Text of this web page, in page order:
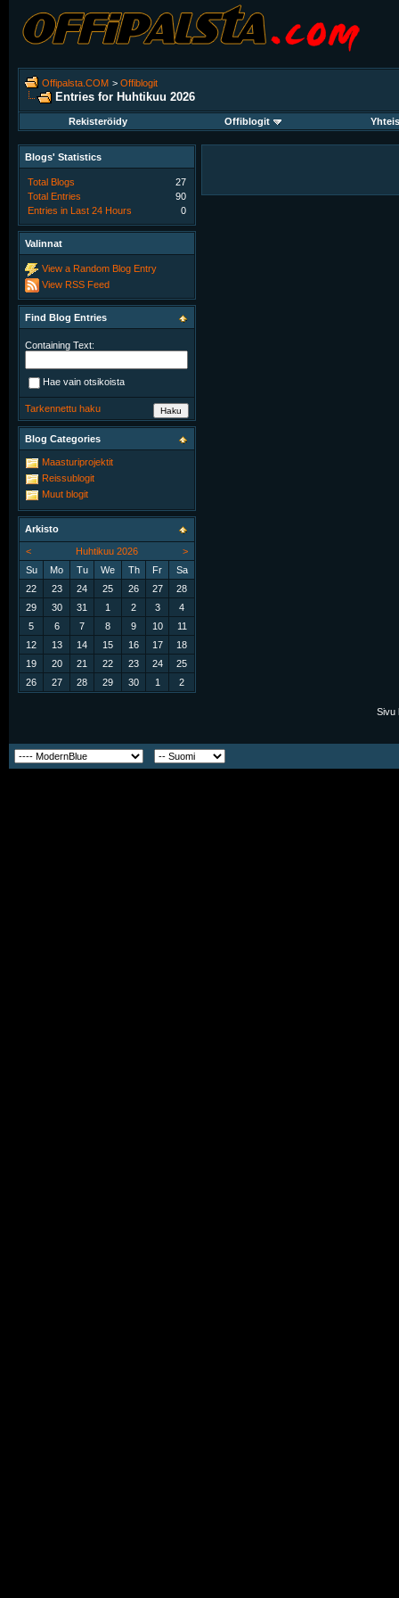
Offipalsta.COM > Offiblogit
Entries for Huhtikuu 2026
Rekisteröidy Offiblogit
Blogs' Statistics
Total Blogs
27
Total Entries
90
Entries in Last 24 Hours
0
Valinnat
View a Random Blog Entry
View RSS Feed
Find Blog Entries
Containing Text:
Hae vain otsikoista
Tarkennettu haku
Blog Categories
Maasturiprojektit
Reissublogit
Muut blogit
Arkisto
< >
Huhtikuu 2026
Su
Mo Tu We Th Fr
Sa
22
23 24 25 26 27
28
29
30 31 1 2 3
4
5
6 7 8 9 10
11
12
13 14 15 16 17
18
19
20 21 22 23 24
25
26
27 28 29 30 1 2
Sivu